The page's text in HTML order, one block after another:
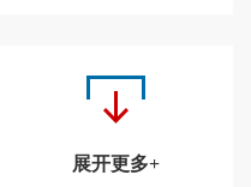
展开更多+